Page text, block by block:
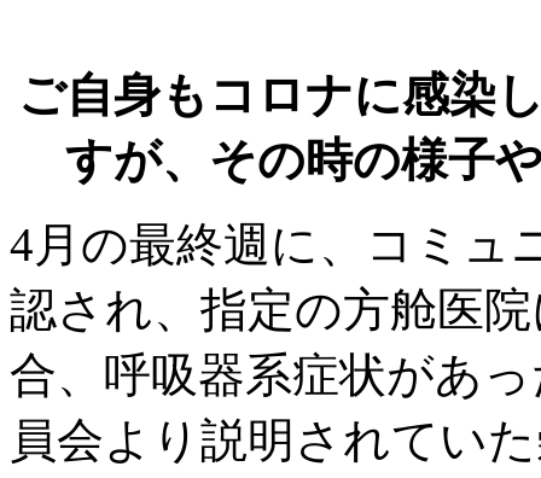
ご自身もコロナに感染
すが、その時の様子
4月の最終週に、コミュ
認され、指定の方舱医
合、呼吸器系症状があ
員会より説明されてい